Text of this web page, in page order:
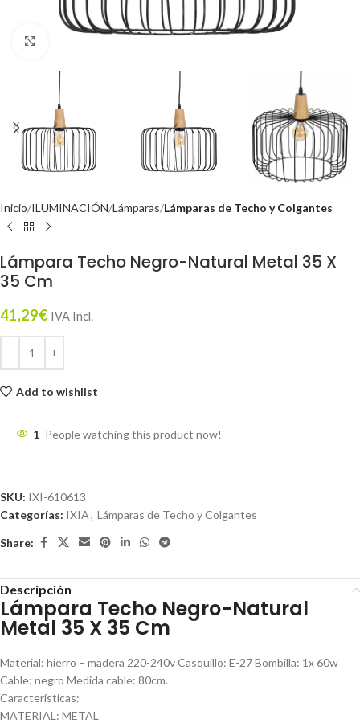
Inicio ILUMINACIÓN Lámparas Lámparas de Techo y Colgantes
Lámpara Techo Negro-Natural Metal 35 X
35 Cm
41,29€ IVA Incl.
Add to wishlist
1 People watching this product now!
SKU: IXI-610613
Categorías: IXIA, Lámparas de Techo y Colgantes
Share:
Descripción
Lámpara Techo Negro-Natural
Metal 35 X 35 Cm
Material: hierro – madera 220-240v Casquillo: E-27 Bombilla: 1x 60w
Cable: negro Medida cable: 80cm.
Características:
MATERIAL: METAL